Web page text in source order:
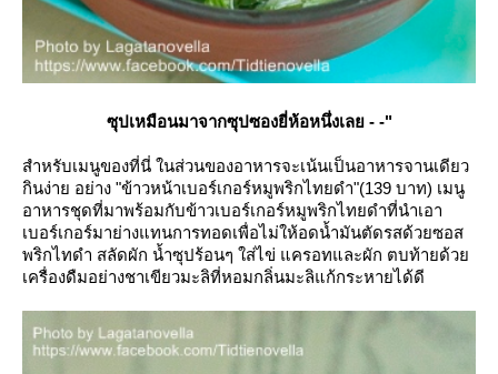
ซุปเหมือนมาจากซุปซองยี่ห้อหนึ่งเลย - -"
สำหรับเมนูของที่นี่ ในส่วนของอาหารจะเน้นเป็นอาหารจานเดียว
กินง่าย อย่าง "ข้าวหน้าเบอร์เกอร์หมูพริกไทยดำ"(139 บาท) เมนู
อาหารชุดที่มาพร้อมกับข้าวเบอร์เกอร์หมูพริกไทยดำที่นำเอา
เบอร์เกอร์มาย่างแทนการทอดเพื่อไม่ให้อดน้ำมันตัดรสด้วยซอส
พริกไทดำ สลัดผัก น้ำซุปร้อนๆ ใส่ไข่ แครอทและผัก ตบท้ายด้ว
เครื่องดืมอย่างชาเขียวมะลิที่หอมกลิ่นมะลิแก้กระหายได้ดี